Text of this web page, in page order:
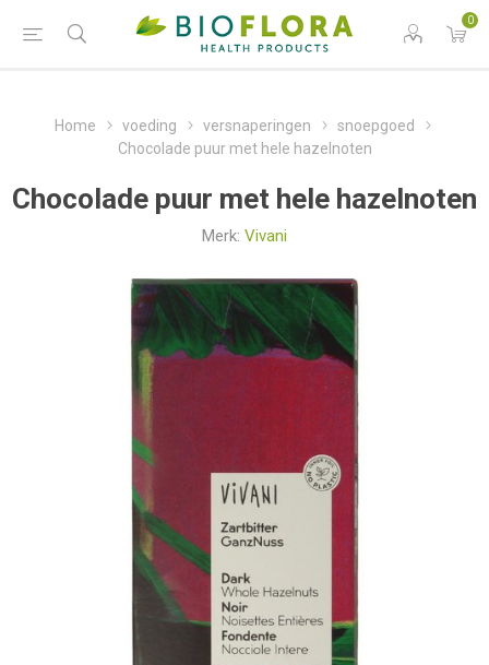
0
Home voeding versnaperingen
snoepgoed
Chocolade puur met hele hazelnoten
Chocolade puur met hele hazelnoten
Merk: Vivani